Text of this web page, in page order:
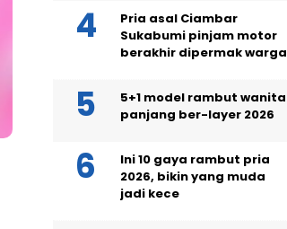
Pria asal Ciambar
Sukabumi pinjam motor
berakhir dipermak warga
5+1 model rambut wanita
panjang ber-layer 2026
Ini 10 gaya rambut pria
2026, bikin yang muda
jadi kece